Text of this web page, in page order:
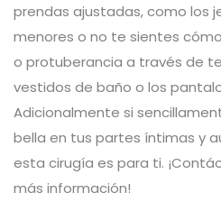
prendas ajustadas, como los
menores o no te sientes
o protuberancia a través de
vestidos de baño o los
Adicionalmente si
bella en tus partes íntimas y
esta cirugía es para ti.
más información!